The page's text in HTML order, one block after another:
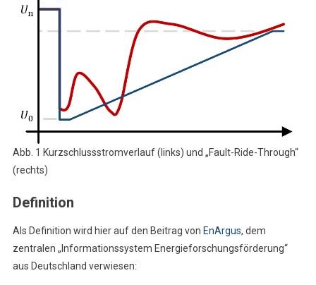
Abb. 1 Kurzschlussstromverlauf (links) und „Fault-Ride-Through“
(rechts)
Definition
Als Definition wird hier auf den Beitrag von EnArgus, dem
zentralen „Informationssystem Energieforschungsförderung“
aus Deutschland verwiesen: